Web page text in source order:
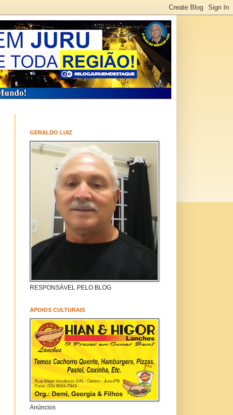
GERALDO LUIZ
RESPONSÁVEL PELO BLOG
APOIOS CULTURAIS
Anúncios